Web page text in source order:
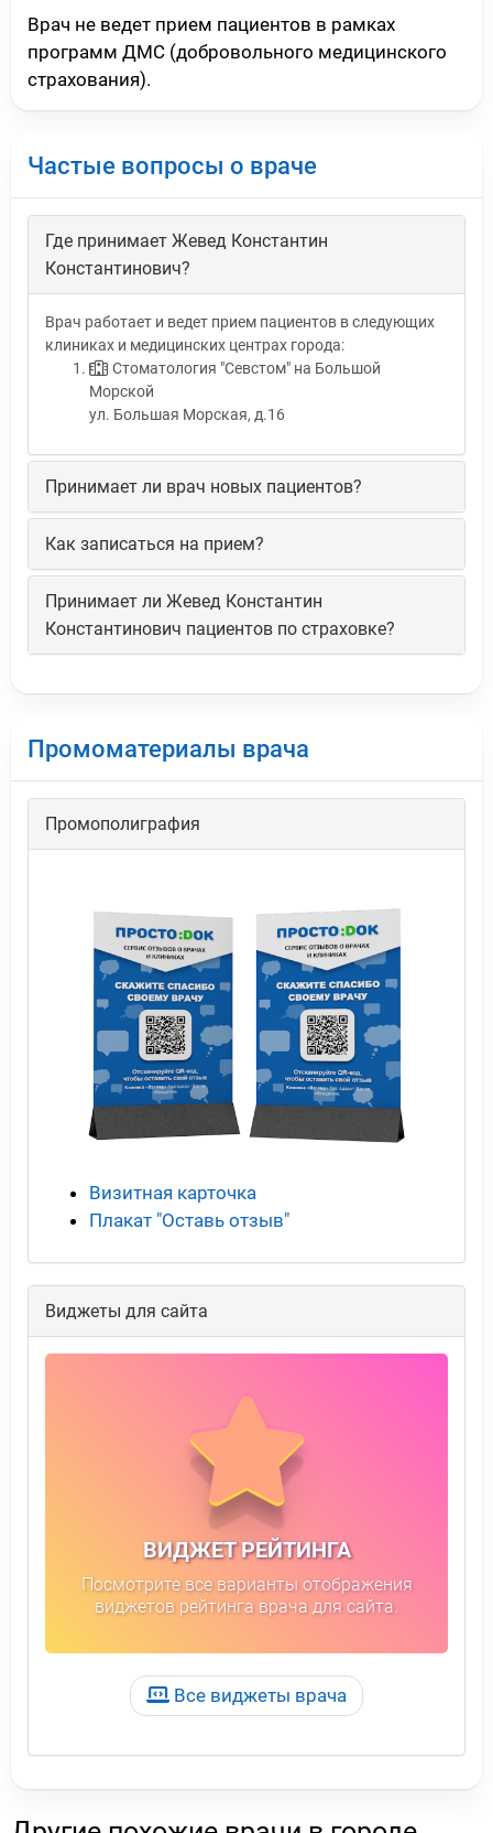
Врач не ведет прием пациентов в рамках
программ ДМС (добровольного медицинского
страхования).
Частые вопросы о враче
Где принимает Жевед Константин
Константинович?
Врач работает и ведет прием пациентов в следующих
клиниках и медицинских центрах города:
Стоматология "Севстом" на Большой
Морской
ул. Большая Морская, д.16
Принимает ли врач новых пациентов?
Как записаться на прием?
Принимает ли Жевед Константин
Константинович пациентов по страховке?
Промоматериалы врача
Промополиграфия
Визитная карточка
Плакат "Оставь отзыв"
Виджеты для сайта
ВИДЖЕТ РЕЙТИНГА
Посмотрите все варианты отображения
виджетов рейтинга врача для сайта.
Все виджеты врача